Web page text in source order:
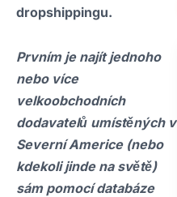
dropshippingu.
Prvním je najít jednoho
nebo více
velkoobchodních
dodavatelů umístěných v
Severní Americe (nebo
kdekoli jinde na světě)
sám pomocí databáze